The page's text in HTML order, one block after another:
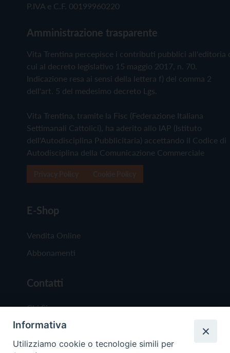
P.IVA e C.F. 00199960220
Amministrazione trasparente
Vita Trentina percepisce i contributi pubblici all'editoria
cui al decreto legislativo 15 maggio 2017, n. 70.
Indicazione resa ai sensi della lettera f) del comma 2
dell'art. 5 del medesimo decreto Lgs.
Vita Trentina, tramite la Fisc (Federazione Italiana
Settimanali Cattolici), ha aderito allo IAP (Istituto
dell'Autodisciplina Pubblicitaria) accettando il Codice di
Autodisciplina della Comunicazione Commerciale
E-Shop
Vendita Online
Abbonamenti
Contatti
Chi Siamo
Redazione
Scrivici
Informativa
Utilizziamo cookie o tecnologie simili per